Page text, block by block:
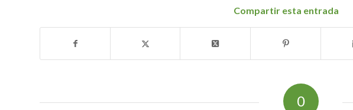
Compartir esta entrada
0